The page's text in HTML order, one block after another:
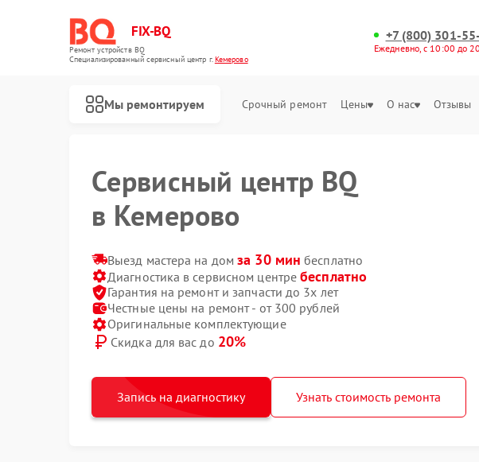
FIX-BQ
Ремонт устройств BQ
Специализированный cервисный центр г.Кемерово
+7 (800) 301-
Ежедневно, с 10:00 до
Мы ремонтируем Срочный ремонт Цены О нас Отзывы
Сервисный центр BQ
в Кемерово
Выезд мастера на домза 30 мин бесплатно
Диагностика в сервисном центребесплатно
Гарантия на ремонт и запчасти до 3х лет
Честные цены на ремонт - от 300 рублей
Оригинальные комплектующие
Скидка для вас до 20%
Запись на диагностику Узнать стоимость ремонта